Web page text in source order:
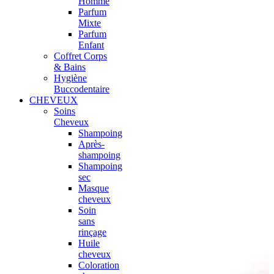
Parfum
Mixte
Parfum
Enfant
Coffret Corps
& Bains
Hygiène
Buccodentaire
CHEVEUX
Soins
Cheveux
Shampoing
Après-
shampoing
Shampoing
sec
Masque
cheveux
Soin
sans
rinçage
Huile
cheveux
Coloration